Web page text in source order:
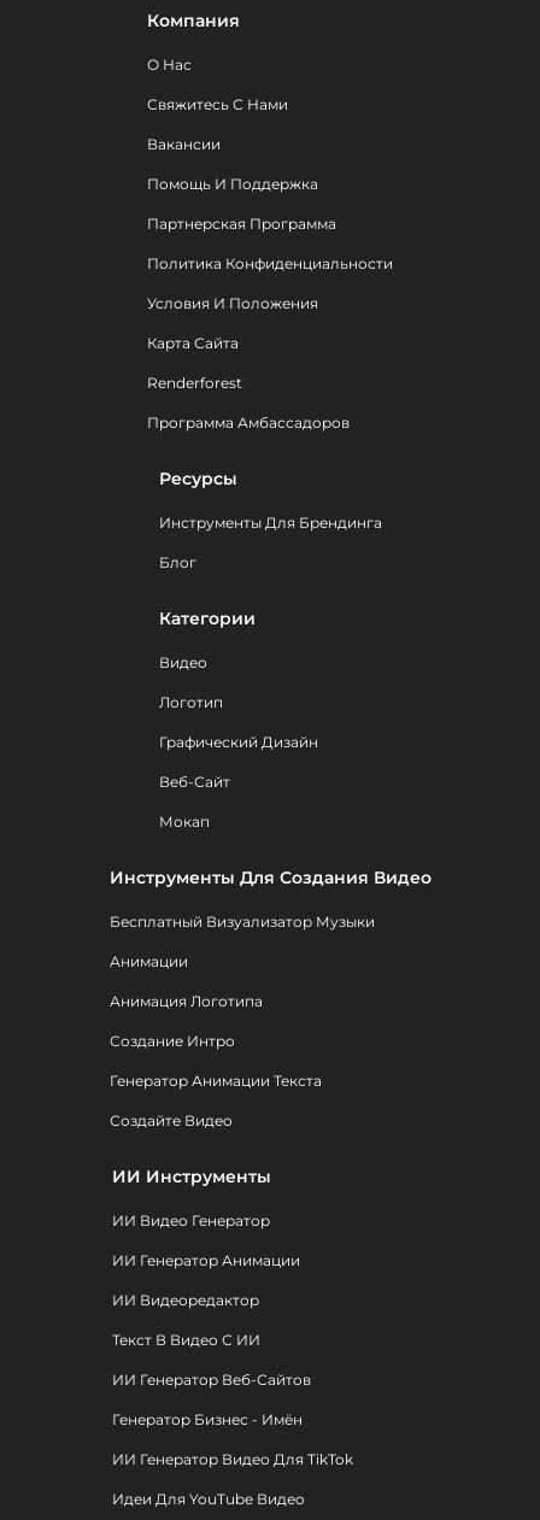
Компания
О Нас
Свяжитесь С Нами
Вакансии
Помощь И Поддержка
Партнерская Программа
Политика Конфиденциальности
Условия И Положения
Карта Сайта
Renderforest
Программа Амбассадоров
Ресурсы
Инструменты Для Брендинга
Блог
Категории
Видео
Логотип
Графический Дизайн
Веб-Сайт
Мокап
Инструменты Для Создания Видео
Бесплатный Визуализатор Музыки
Анимации
Анимация Логотипа
Создание Интро
Генератор Анимации Текста
Создайте Видео
ИИ Инструменты
ИИ Видео Генератор
ИИ Генератор Анимации
ИИ Видеоредактор
Текст В Видео С ИИ
ИИ Генератор Веб-Сайтов
Генератор Бизнес - Имён
ИИ Генератор Видео Для TikTok
Идеи Для YouTube Видео